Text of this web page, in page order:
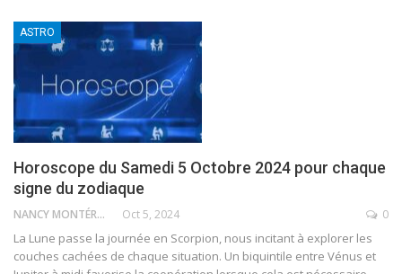
ASTRO
Horoscope du Samedi 5 Octobre 2024 pour chaque
signe du zodiaque
NANCY MONTÉRO Oct 5, 2024 0
La Lune passe la journée en Scorpion, nous incitant à explorer les
couches cachées de chaque situation. Un biquintile entre Vénus et